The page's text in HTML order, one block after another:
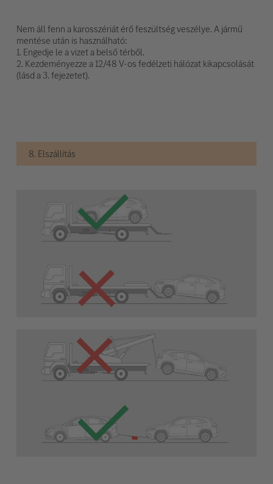
Nem áll fenn a karosszériát érő feszültség veszélye. A jármű
mentése után is használható:
1. Engedje le a vizet a belső térből.
2. Kezdeményezze a 12/48 V-os fedélzeti hálózat kikapcsolását
(lásd a 3. fejezetet).
8. Elszállítás